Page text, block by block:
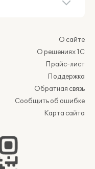
О сайте
О решениях 1С
Прайс-лист
Поддержка
Обратная связь
Сообщить об ошибке
Карта сайта